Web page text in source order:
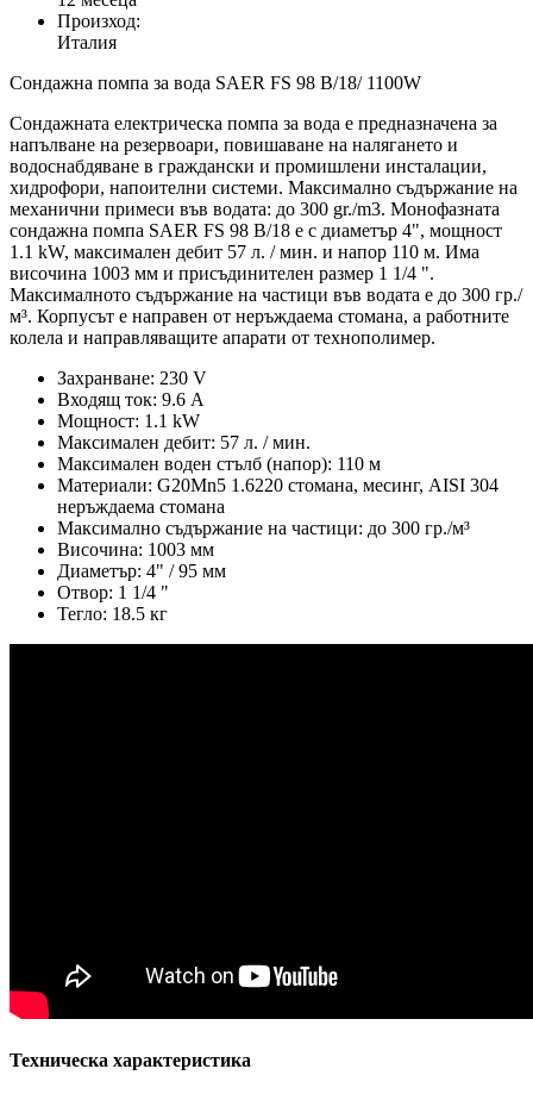
Произход:
Италия
Сондажна помпа за вода SAER FS 98 B/18/ 1100W
Сондажната електрическа помпа за вода е предназначена за
напълване на резервоари, повишаване на налягането и
водоснабдяване в граждански и промишлени инсталации,
хидрофори, напоителни системи. Максимално съдържание на
механични примеси във водата: до 300 gr./m3. Монофазната
сондажна помпа SAER FS 98 B/18 е с диаметър 4", мощност
1.1 kW, максимален дебит 57 л. / мин. и напор 110 м. Има
височина 1003 мм и присъдинителен размер 1 1/4 ".
Максималното съдържание на частици във водата е до 300 гр./
м³. Корпусът е направен от неръждаема стомана, а работните
колела и направляващите апарати от технополимер.
Захранване: 230 V
Входящ ток: 9.6 А
Мощност: 1.1 kW
Максимален дебит: 57 л. / мин.
Максимален воден стълб (напор): 110 м
Материали: G20Mn5 1.6220 стомана, месинг, AISI 304
неръждаема стомана
Максимално съдържание на частици: до 300 гр./м³
Височина: 1003 мм
Диаметър: 4" / 95 мм
Oтвор: 1 1/4 "
Тегло: 18.5 кг
Техническа характеристика